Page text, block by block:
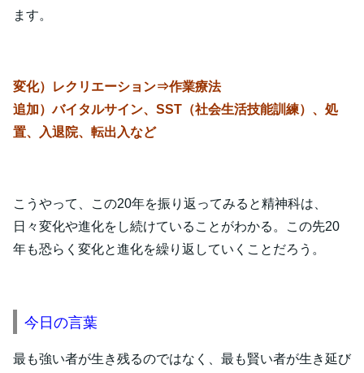
ます。
変化）レクリエーション⇒作業療法
追加）バイタルサイン、SST（社会生活技能訓練）、処
置、入退院、転出入など
こうやって、この20年を振り返ってみると精神科は、
日々変化や進化をし続けていることがわかる。この先20
年も恐らく変化と進化を繰り返していくことだろう。
今日の言葉
最も強い者が生き残るのではなく、最も賢い者が生き延び